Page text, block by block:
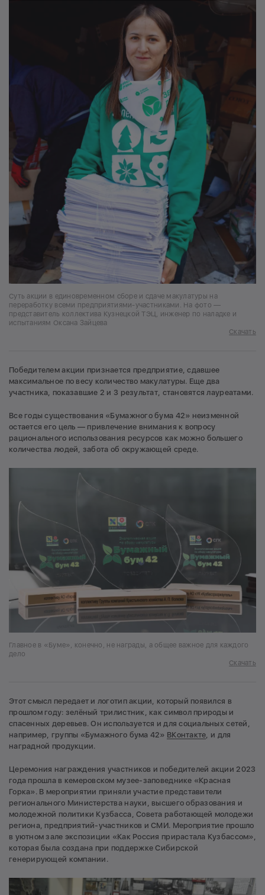
Суть акции в единовременном сборе и сдаче макулатуры на
переработку всеми предприятиями-участниками. На фото —
представитель коллектива Кузнецкой ТЭЦ, инженер по наладке и
испытаниям Оксана Зайцева
Скачать
Победителем акции признается предприятие, сдавшее
максимальное по весу количество макулатуры. Еще два
участника, показавшие 2 и 3 результат, становятся лауреатами.
Все годы существования «Бумажного бума 42» неизменной
остается его цель — привлечение внимания к вопросу
рационального использования ресурсов как можно большего
количества людей, забота об окружающей среде.
Главное в «Буме», конечно, не награды, а общее важное для каждого
дело
Скачать
Этот смысл передает и логотип акции, который появился в
прошлом году: зелёный трилистник, как символ природы и
спасенных деревьев. Он используется и для социальных сетей,
например, группы «Бумажного бума 42» ВКонтакте, и для
наградной продукции.
Церемония награждения участников и победителей акции 2023
года прошла в кемеровском музее-заповеднике «Красная
Горка». В мероприятии приняли участие представители
регионального Министерства науки, высшего образования и
молодежной политики Кузбасса, Совета работающей молодежи
региона, предприятий-участников и СМИ. Мероприятие прошло
в уютном зале экспозиции «Как Россия прирастала Кузбассом»,
которая была создана при поддержке Сибирской
генерирующей компании.